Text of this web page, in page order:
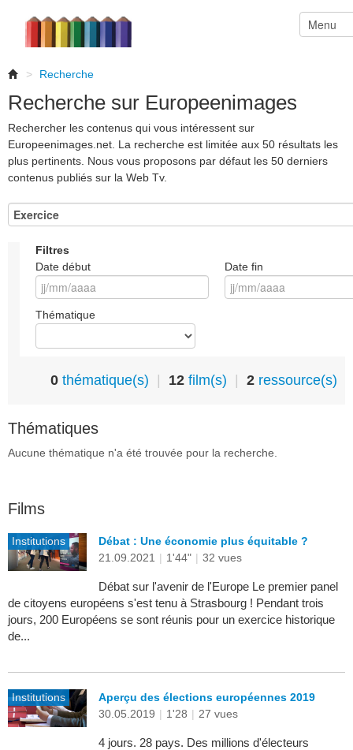
> Recherche
Recherche sur Europeenimages
Rechercher les contenus qui vous intéressent sur
Europeenimages.net. La recherche est limitée aux 50 résultats les
plus pertinents. Nous vous proposons par défaut les 50 derniers
contenus publiés sur la Web Tv.
Filtres
Date début
Date fin
Thématique
0 thématique(s) 12 film(s) 2 ressource(s)
Thématiques
Aucune thématique n'a été trouvée pour la recherche.
Films
Institutions
Débat : Une économie plus équitable ?
21.09.2021 | 1'44" | 32 vues
Débat sur l'avenir de l'Europe Le premier panel
de citoyens européens s'est tenu à Strasbourg ! Pendant trois
jours, 200 Européens se sont réunis pour un exercice historique
de...
Institutions
Aperçu des élections européennes 2019
30.05.2019 | 1'28 | 27 vues
4 jours. 28 pays. Des millions d'électeurs